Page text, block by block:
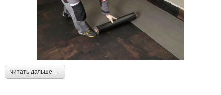
читать дальше →